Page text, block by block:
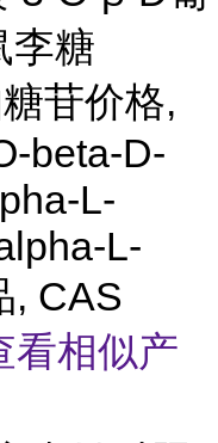
糖
苷价格,
beta-D-
L-
L-
, CAS
看相似产